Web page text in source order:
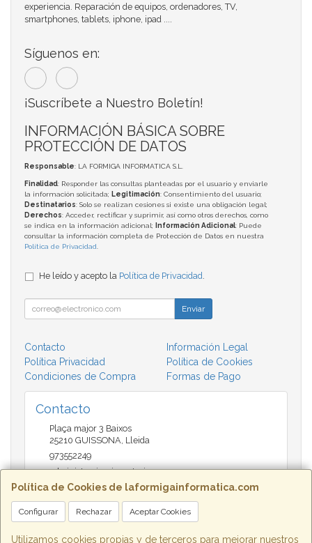
Política de Cookies de laformigainformatica.com
Configurar Rechazar Aceptar Cookies
Utilizamos cookies propias y de terceros para mejorar nuestros
experiencia. Reparación de equipos, ordenadores, TV,
smartphones, tablets, iphone, ipad ....
Síguenos en:
¡Suscríbete a Nuestro Boletín!
INFORMACIÓN BÁSICA SOBRE
PROTECCIÓN DE DATOS
Responsable: LA FORMIGA INFORMATICA S.L.
Finalidad: Responder las consultas planteadas por el usuario y enviarle
la información solicitada; Legitimación: Consentimiento del usuario;
Destinatarios: Solo se realizan cesiones si existe una obligación legal;
Derechos: Acceder, rectificar y suprimir, así como otros derechos, como
se indica en la información adicional;
Información Adicional: Puede
consultar la información completa de Protección de Datos en nuestra
Política de Privacidad
He leído y acepto la Política de Privacidad
Enviar
Contacto
Información Legal
Política Privacidad
Política de Cookies
Condiciones de Compra
Formas de Pago
Contacto
Plaça major 3 Baixos
25210 GUISSONA Lleida
973552249
administracio@insectari.com
Horario
Matí de 9 a 13:30 - Tarda 17 a 20:30